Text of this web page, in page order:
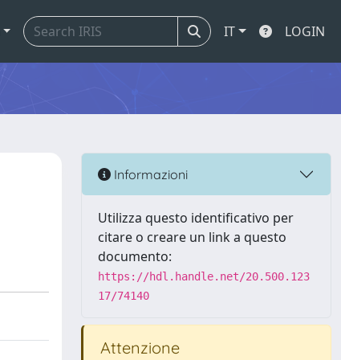
IT LOGIN
Informazioni
Utilizza questo identificativo per
citare o creare un link a questo
documento:
https://hdl.handle.net/20.500.123
17/74140
Attenzione